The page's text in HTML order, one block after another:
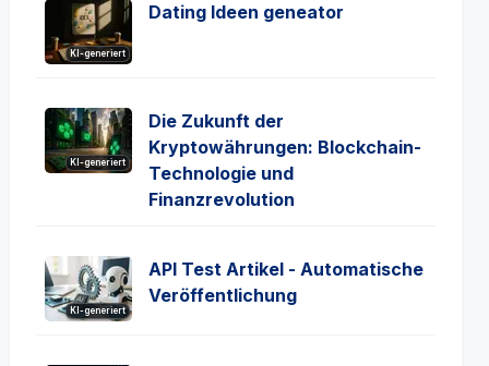
KI-generiert
Dating Ideen geneator
KI-generiert
Die Zukunft der
Kryptowährungen: Blockchain-
Technologie und
Finanzrevolution
KI-generiert
API Test Artikel - Automatische
Veröffentlichung